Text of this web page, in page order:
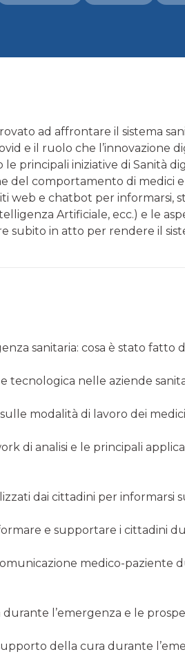
ad affrontare il sistema
e il ruolo che l’innovazione
principali iniziative di Sanità
del comportamento di medici
web e chatbot per informarsi,
Artificiale, ecc.) e le
subito in atto per rendere il
sanitaria: cosa è stato fatto
tecnologica nelle aziende
modalità di lavoro dei
di analisi e le principali
dai cittadini per informarsi
e supportare i cittadini
medico-paziente
l’emergenza e le
della cura durante